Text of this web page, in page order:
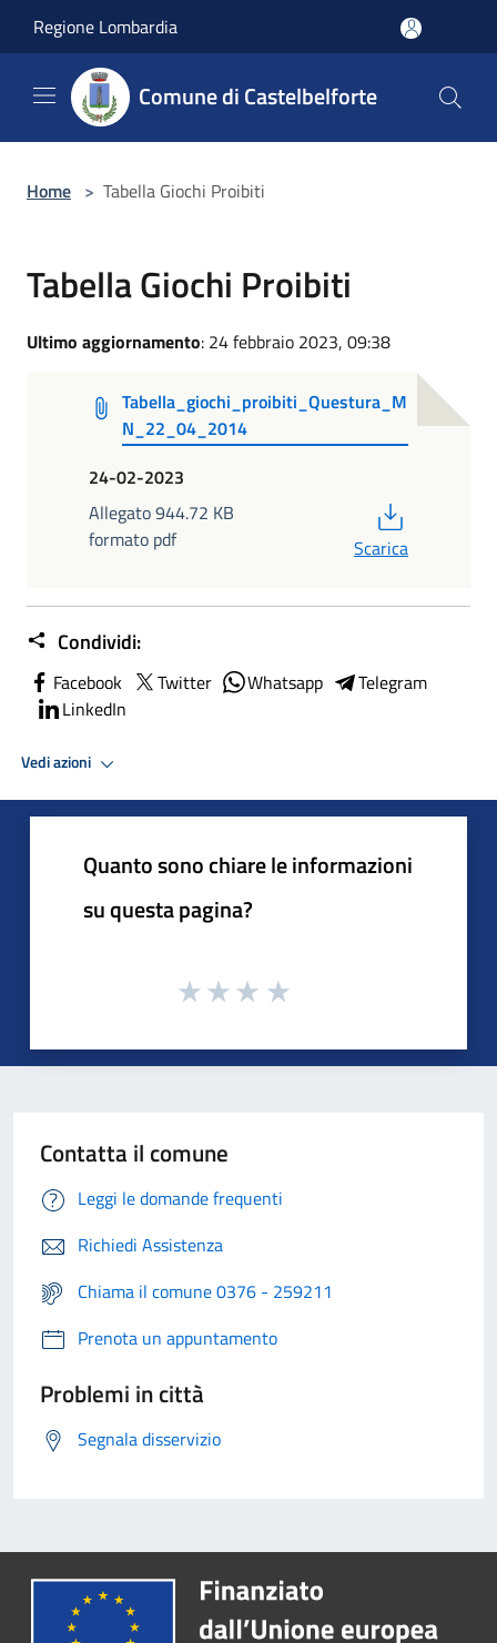
Regione Lombardia
Comune di Castelbelforte
Home > Tabella Giochi Proibiti
Tabella Giochi Proibiti
Ultimo aggiornamento: 24 febbraio 2023, 09:38
Tabella_giochi_proibiti_Questura_M
N_22_04_2014
24-02-2023
Allegato 944.72 KB
formato pdf
Scarica
Condividi:
Facebook Twitter Whatsapp
Telegram
LinkedIn
Vedi azioni
Quanto sono chiare le informazioni
su questa pagina?
Contatta il comune
Leggi le domande frequenti
Richiedi Assistenza
Chiama il comune 0376 - 259211
Prenota un appuntamento
Problemi in città
Segnala disservizio